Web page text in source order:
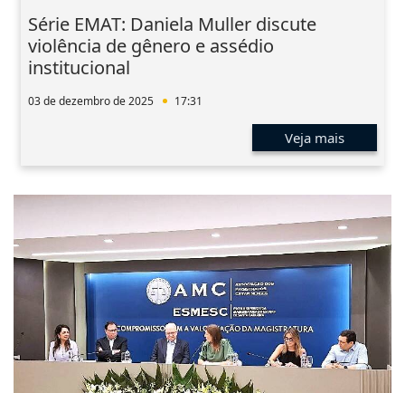
Série EMAT: Daniela Muller discute
violência de gênero e assédio
institucional
03 de dezembro de 2025 17:31
Veja mais